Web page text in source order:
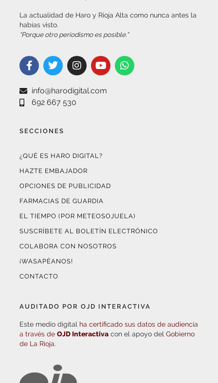
La actualidad de Haro y Rioja Alta como nunca antes la
habías visto.
“Porque otro periodismo es posible.”
info@harodigital.com
692 667 530
SECCIONES
¿QUÉ ES HARO DIGITAL?
HAZTE EMBAJADOR
OPCIONES DE PUBLICIDAD
FARMACIAS DE GUARDIA
EL TIEMPO (POR METEOSOJUELA)
SUSCRÍBETE AL BOLETÍN ELECTRÓNICO
COLABORA CON NOSOTROS
¡WASAPÉANOS!
CONTACTO
AUDITADO POR OJD INTERACTIVA
Este medio digital ha certificado sus datos de audiencia
a través de OJD Interactiva con el apoyo del Gobierno
de La Rioja.